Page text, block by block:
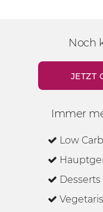
Noch
JETZT
Immer
Low Carb
Desserts